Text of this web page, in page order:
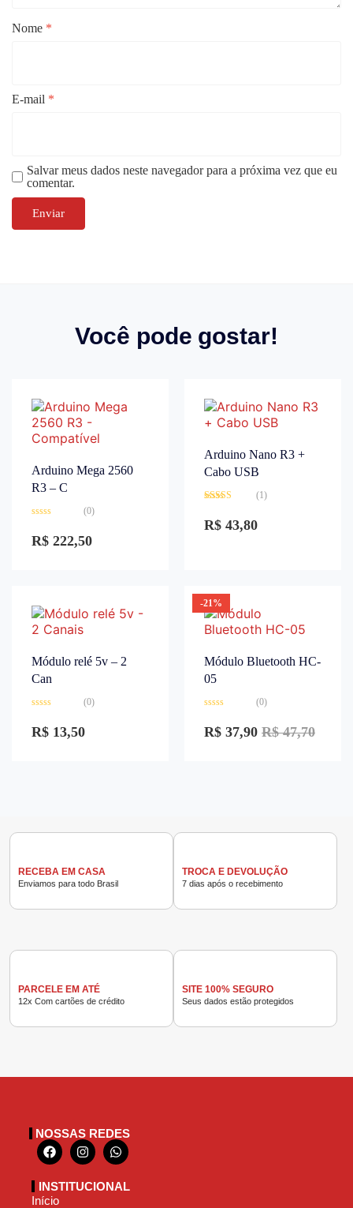
Nome *
E-mail *
Salvar meus dados neste navegador para a próxima vez que eu
comentar.
Você pode gostar!
Arduino Mega 2560
R3 – C
0
de
(0)
R$ 222,50
Arduino Nano R3 +
Cabo USB
3.00 de
5
(1)
R$ 43,80
Módulo relé 5v – 2
Can
0
de
(0)
R$ 13,50
-21%
Módulo Bluetooth HC-
05
0
de
(0)
R$47,70
R$ 37,90
RECEBA EM CASA
Enviamos para todo Brasil
TROCA E DEVOLUÇÃO
7 dias após o recebimento
PARCELE EM ATÉ
12x Com cartões de crédito
SITE 100% SEGURO
Seus dados estão protegidos
NOSSAS REDES
INSTITUCIONAL
Início